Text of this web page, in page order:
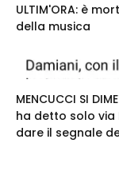
ULTIM'ORA: è
della musica
MENCUCCI SI
ha detto solo via
dare il segnale